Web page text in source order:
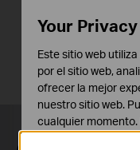
No
Your
Este sitio web
por el sitio web,
ofrecer la mejor
nuestro sitio web.
cualquier